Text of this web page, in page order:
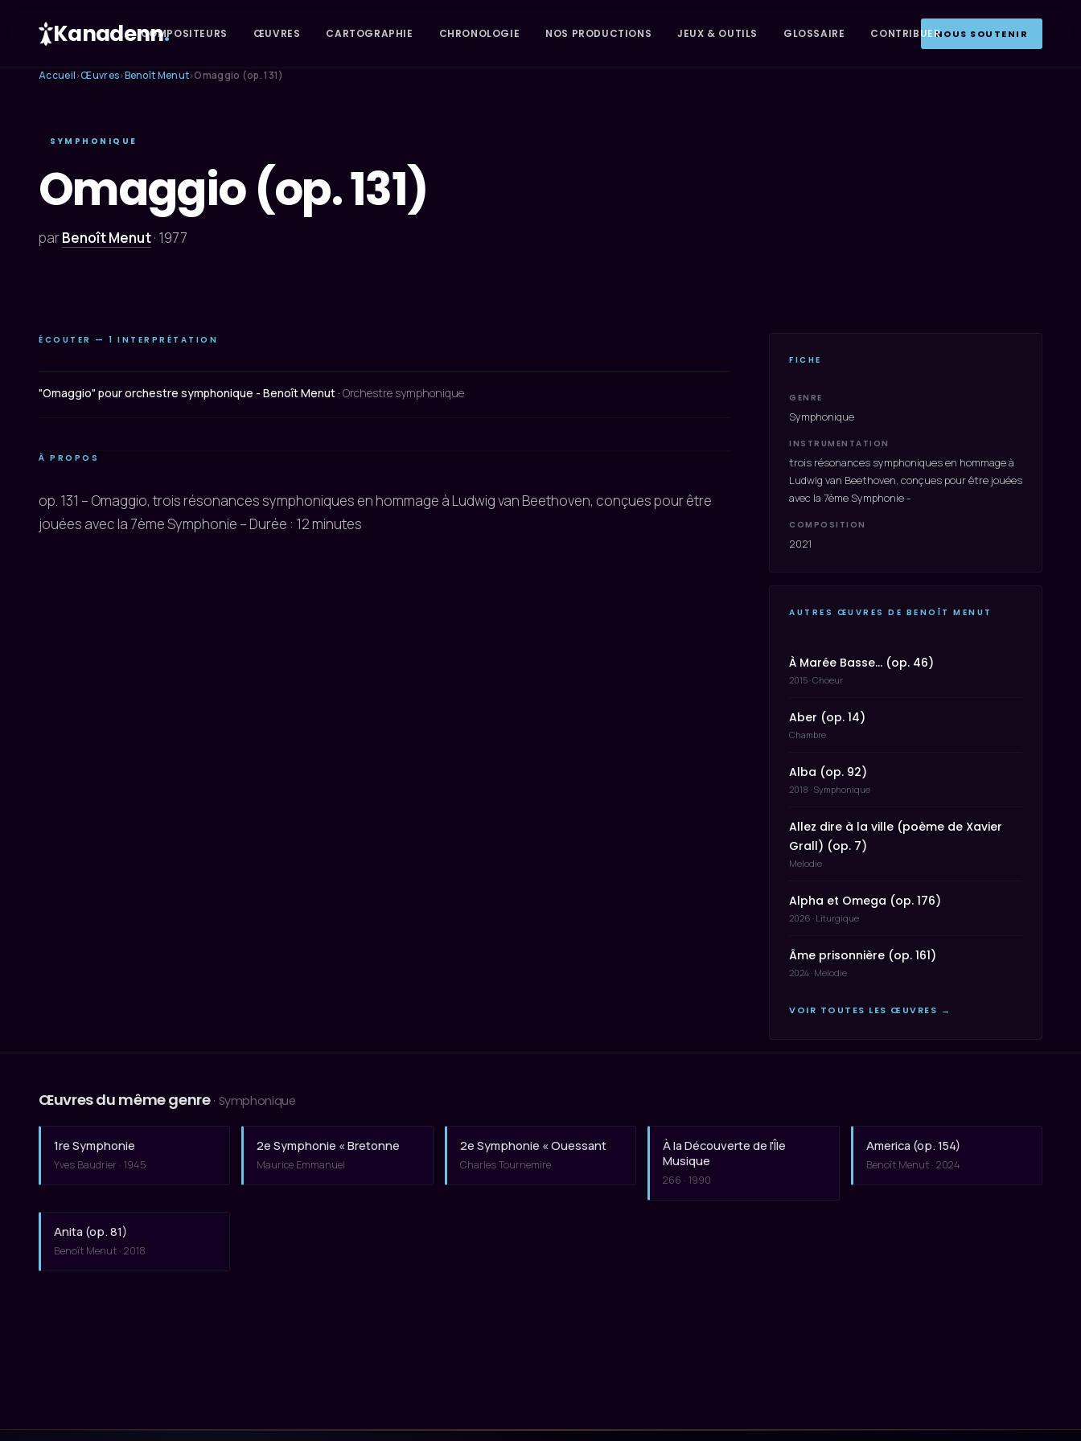
Kanadenn.
COMPOSITEURS ŒUVRES CARTOGRAPHIE CHRONOLOGIE NOS PRODUCTIONS JEUX & OUTILS GLOSSAIRE CONTRIBUERNOUS SOUTENIR
Accueil ›Œuvres›Benoît Menut›Omaggio (op. 131)
SYMPHONIQUE
Omaggio (op. 131)
parBenoît Menut· 1977
ÉCOUTER — 1 INTERPRÉTATION
"Omaggio" pour orchestre symphonique - Benoît Menut · Orchestre symphonique
À PROPOS
op. 131 – Omaggio, trois résonances symphoniques en hommage à Ludwig van Beethoven, conçues pour être
jouées avec la 7ème Symphonie – Durée : 12 minutes
FICHE
GENRE
Symphonique
INSTRUMENTATION
trois résonances symphoniques en hommage à
Ludwig van Beethoven, conçues pour être jouées
avec la 7ème Symphonie -
COMPOSITION
2021
AUTRES ŒUVRES DE BENOÎT MENUT
À Marée Basse… (op. 46)
2015 · Choeur
Aber (op. 14)
Chambre
Alba (op. 92)
2018 · Symphonique
Allez dire à la ville (poème de Xavier
Grall) (op. 7)
Melodie
Alpha et Omega (op. 176)
2026 · Liturgique
Âme prisonnière (op. 161)
2024 · Melodie
VOIR TOUTES LES ŒUVRES →
Œuvres du même genre · Symphonique
1re Symphonie
Yves Baudrier · 1945
2e Symphonie « Bretonne
Maurice Emmanuel
2e Symphonie « Ouessant
Charles Tournemire
À la Découverte de l'Île
Musique
266 · 1990
America (op. 154)
Benoît Menut · 2024
Anita (op. 81)
Benoît Menut · 2018